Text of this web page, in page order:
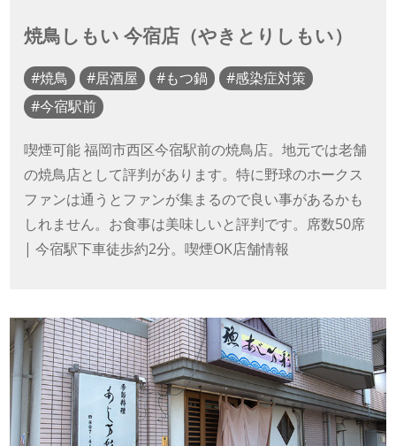
焼鳥しもい 今宿店（やきとりしもい）
焼鳥 居酒屋 もつ鍋
感染症対策
今宿駅前
喫煙可能 福岡市西区今宿駅前の焼鳥店。地元では老舗
の焼鳥店として評判があります。特に野球のホークス
ファンは通うとファンが集まるので良い事があるかも
しれません。お食事は美味しいと評判です。席数50席
| 今宿駅下車徒歩約2分。喫煙OK店舗情報